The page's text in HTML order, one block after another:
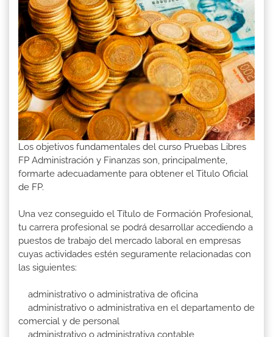
Los objetivos fundamentales del curso Pruebas Libres
FP Administración y Finanzas son, principalmente,
formarte adecuadamente para obtener el Titulo Oficial
de FP.
Una vez conseguido el Título de Formación Profesional,
tu carrera profesional se podrá desarrollar accediendo a
puestos de trabajo del mercado laboral en empresas
cuyas actividades estén seguramente relacionadas con
las siguientes:
administrativo o administrativa de oficina
administrativo o administrativa en el departamento de
comercial y de personal